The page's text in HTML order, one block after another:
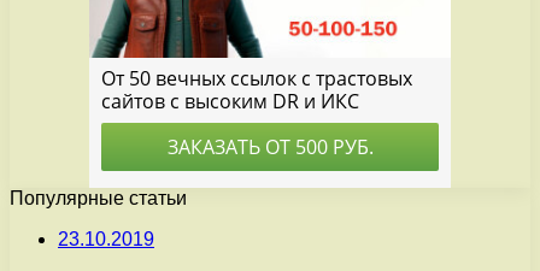
Популярные статьи
23.10.2019